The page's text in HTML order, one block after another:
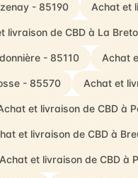
- 85190 Achat et
livraison de CBD à La
- 85110 Achat
- 85570 Achat et
et livraison de CBD à
et livraison de CBD à
Achat et livraison de CBD à